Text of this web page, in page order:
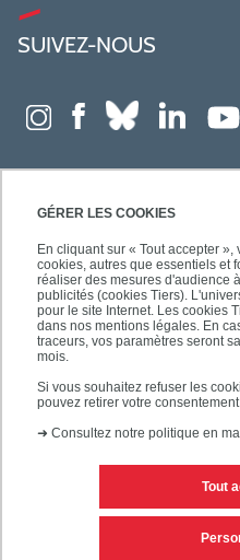
GÉRER LES COOKIES
En cliquant sur « Tout accepter
cookies, autres que essentiels et
réaliser des mesures d'audience
publicités (cookies Tiers).
pour le site Internet. Les cookies
dans nos mentions légales. En
traceurs, vos paramètres seront
mois.
Si vous souhaitez refuser les
pouvez retirer votre
➜ Consultez notre politique en
Tout
SUIVEZ-NOUS
Mentions